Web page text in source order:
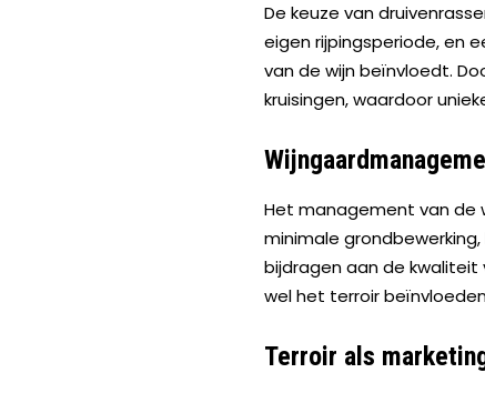
De keuze van
eigen rijpingsperiode, en
van de wijn beïnvloedt.
kruisingen, waardoor
Het management van de
minimale
bijdragen aan de kwaliteit
wel het terroir
Terroir als